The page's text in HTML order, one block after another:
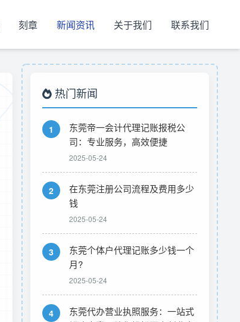
刻章 新闻资讯 关于我们 联系我们
热门新闻
1
东莞帝一会计代理记账报税公
司：专业服务，高效便捷
2025-05-24
2
在东莞注册公司流程及费用多少
钱
2025-05-24
3
东莞个体户代理记账多少钱一个
月?
2025-05-24
4
东莞代办营业执照服务：一站式